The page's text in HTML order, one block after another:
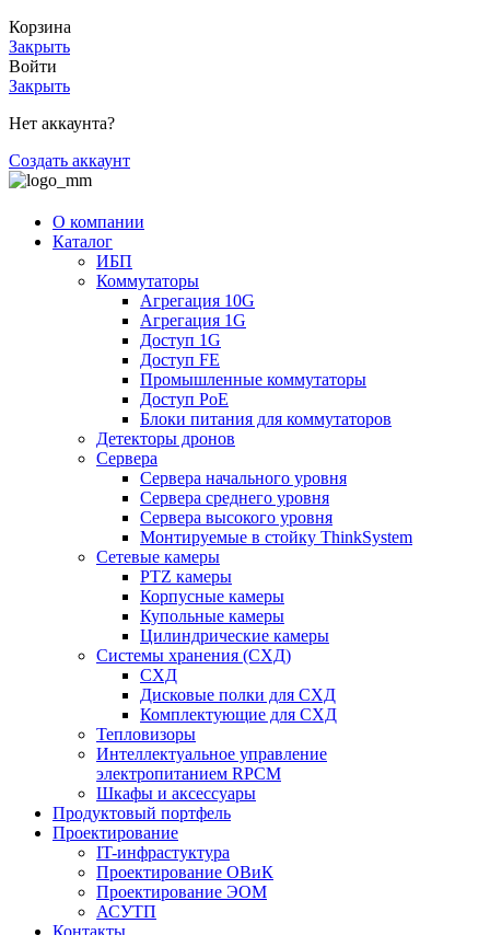
Корзина
Закрыть
Войти
Закрыть
Нет аккаунта?
Создать аккаунт
О компании
Каталог
ИБП
Коммутаторы
Агрегация 10G
Агрегация 1G
Доступ 1G
Доступ FE
Промышленные коммутаторы
Доступ PoE
Блоки питания для коммутаторов
Детекторы дронов
Сервера
Сервера начального уровня
Сервера среднего уровня
Сервера высокого уровня
Монтируемые в стойку ThinkSystem
Сетевые камеры
PTZ камеры
Корпусные камеры
Купольные камеры
Цилиндрические камеры
Системы хранения (СХД)
СХД
Дисковые полки для СХД
Комплектующие для СХД
Тепловизоры
Интеллектуальное управление
электропитанием RPCM
Шкафы и аксессуары
Продуктовый портфель
Проектирование
IT-инфрастуктура
Проектирование ОВиК
Проектирование ЭОМ
АСУТП
Контакты